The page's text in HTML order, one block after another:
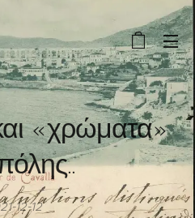
«χρώματα»
12-12